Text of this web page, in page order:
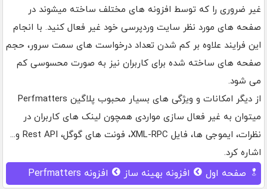
غیر ضروری را که توسط افزونه های مختلف ساخته میشوند در
صفحه های مورد نظر سایت وردپرسی خود غیر فعال کنید. با انجام
این فرایند علاوه بر کم شدن تعداد درخواست های سمت سرور، حجم
صفحه های ساخته شده برای کاربران نیز به صورت محسوسی کم
می شود.
از دیگر امکانات و ویژگی های بسیار محبوب پلاگین Perfmatters
میتوان به غیر فعال سازی مواردی همچون لینک های کاربران در
نظرات، ایموجی ها، فایل XML-RPC، فونت های گوگل، Rest API و...
اشاره کرد.
صفحه اول افزونه بهینه ساز افزونه Perfmatters